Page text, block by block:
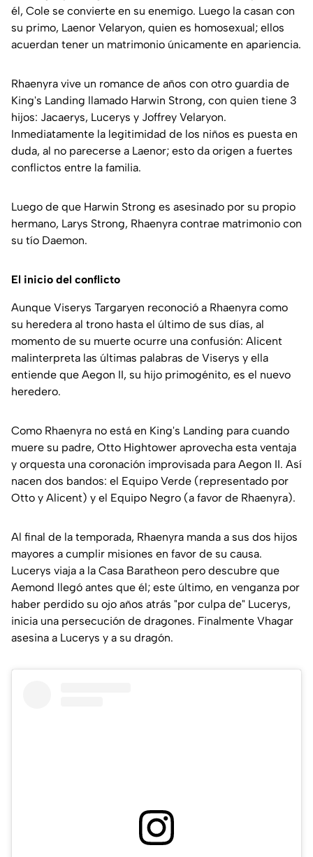
él, Cole se convierte en su enemigo. Luego la casan con
su primo, Laenor Velaryon, quien es homosexual; ellos
acuerdan tener un matrimonio únicamente en apariencia.
Rhaenyra vive un romance de años con otro guardia de
King's Landing llamado Harwin Strong, con quien tiene 3
hijos: Jacaerys, Lucerys y Joffrey Velaryon.
Inmediatamente la legitimidad de los niños es puesta en
duda, al no parecerse a Laenor; esto da origen a fuertes
conflictos entre la familia.
Luego de que Harwin Strong es asesinado por su propio
hermano, Larys Strong, Rhaenyra contrae matrimonio con
su tío Daemon.
El inicio del conflicto
Aunque Viserys Targaryen reconoció a Rhaenyra como
su heredera al trono hasta el último de sus días, al
momento de su muerte ocurre una confusión: Alicent
malinterpreta las últimas palabras de Viserys y ella
entiende que Aegon II, su hijo primogénito, es el nuevo
heredero.
Como Rhaenyra no está en King's Landing para cuando
muere su padre, Otto Hightower aprovecha esta ventaja
y orquesta una coronación improvisada para Aegon II. Así
nacen dos bandos: el Equipo Verde (representado por
Otto y Alicent) y el Equipo Negro (a favor de Rhaenyra).
Al final de la temporada, Rhaenyra manda a sus dos hijos
mayores a cumplir misiones en favor de su causa.
Lucerys viaja a la Casa Baratheon pero descubre que
Aemond llegó antes que él; este último, en venganza por
haber perdido su ojo años atrás "por culpa de" Lucerys,
inicia una persecución de dragones. Finalmente Vhagar
asesina a Lucerys y a su dragón.